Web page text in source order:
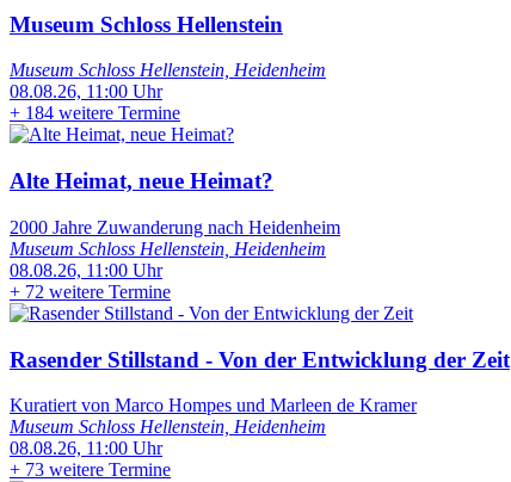
Museum Schloss Hellenstein
Museum Schloss Hellenstein, Heidenheim
08.08.26, 11:00 Uhr
+ 184 weitere Termine
Alte Heimat, neue Heimat?
2000 Jahre Zuwanderung nach Heidenheim
Museum Schloss Hellenstein, Heidenheim
08.08.26, 11:00 Uhr
+ 72 weitere Termine
Rasender Stillstand - Von der Entwicklung der Zeit
Kuratiert von Marco Hompes und Marleen de Kramer
Museum Schloss Hellenstein, Heidenheim
08.08.26, 11:00 Uhr
+ 73 weitere Termine